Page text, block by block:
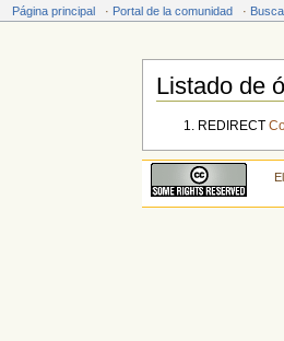
Página principal · Portal de la comunidad ·
Listado de
REDIRECT